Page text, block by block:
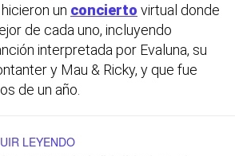
un concierto virtual donde
de cada uno, incluyendo
interpretada por Evaluna, su
y Mau & Ricky, y que fue
de un año.
LEYENDO